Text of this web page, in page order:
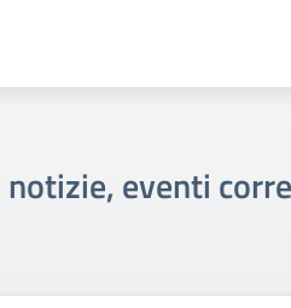
notizie, eventi